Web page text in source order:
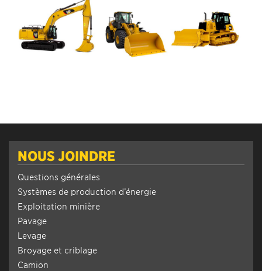
NOUS JOINDRE
Questions générales
Systèmes de production d’énergie
Exploitation minière
Pavage
Levage
Broyage et criblage
Camion